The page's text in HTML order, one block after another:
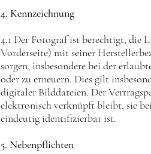
4. Kennzeichnung
4.1 Der Fotograf ist berechtigt, die
Vorderseite) mit seiner
sorgen, insbesondere bei der
oder zu erneuern. Dies gilt
digitaler Bilddateien. Der
elektronisch verknüpft bleibt, sie
eindeutig identifizierbar ist.
5. Nebenpflichten